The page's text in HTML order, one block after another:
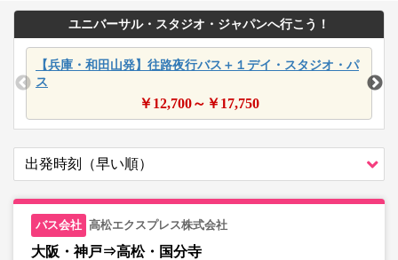
ユニバーサル・スタジオ・ジャパンへ行こう！
【兵庫・和田山発】往路夜行バス＋１デイ・スタジオ・パ
ス
￥12,700～￥17,750
高松エクスプレス株式会社
大阪・神戸⇒高松・国分寺